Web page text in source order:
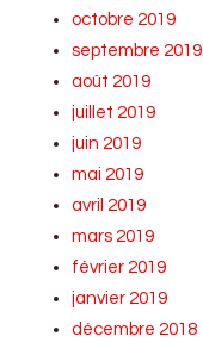
octobre 2019
septembre 2019
août 2019
juillet 2019
juin 2019
mai 2019
avril 2019
mars 2019
février 2019
janvier 2019
décembre 2018